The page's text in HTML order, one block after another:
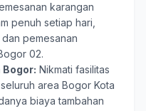
karangan
penuh setiap hari,
pemesanan
02.
Nikmati fasilitas
area Bogor Kota
biaya tambahan